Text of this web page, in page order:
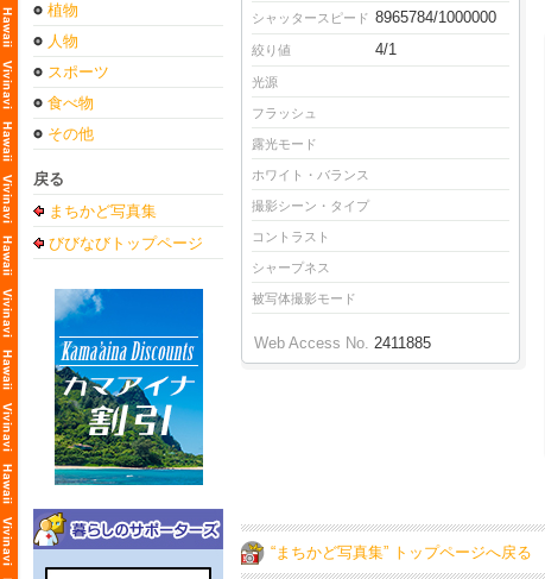
植物
人物
スポーツ
食べ物
その他
戻る
まちかど写真集
びびなびトップページ
シャッタースピード 8965784/1000000
絞り値 4/1
光源
フラッシュ
露光モード
ホワイト・バランス
撮影シーン・タイプ
コントラスト
シャープネス
被写体撮影モード
Web Access No. 2411885
“まちかど写真集” トップページへ戻る